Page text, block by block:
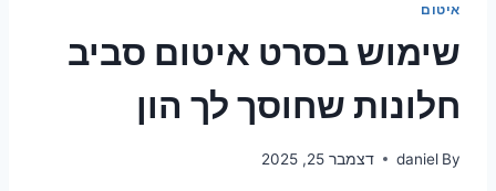
איטום
שימוש בסרט איטום סביב
חלונות שחוסך לך הון
By
daniel דצמבר 25, 2025